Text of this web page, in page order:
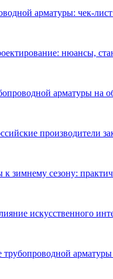
арматуры: чек-
нюансы,
арматуры
производители
зимнему сезону:
искусственного